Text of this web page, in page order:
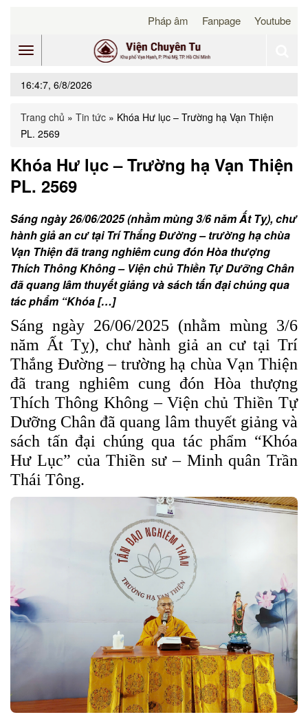
Youtube
Fanpage
Pháp âm
navigation
16:4:7, 6/8/2026
Trang chủ » Tin tức » Khóa Hư lục – Trường hạ Vạn Thiện
PL. 2569
Khóa Hư lục – Trường hạ Vạn Thiện
PL. 2569
Sáng ngày 26/06/2025 (nhằm mùng 3/6 năm Ất Tỵ), chư
hành giả an cư tại Trí Thắng Đường – trường hạ chùa
Vạn Thiện đã trang nghiêm cung đón Hòa thượng
Thích Thông Không – Viện chủ Thiền Tự Dưỡng Chân
đã quang lâm thuyết giảng và sách tấn đại chúng qua
tác phẩm “Khóa […]
Sáng ngày 26/06/2025 (nhằm mùng 3/6
năm Ất Tỵ), chư hành giả an cư tại Trí
Thắng Đường – trường hạ chùa Vạn Thiện
đã trang nghiêm cung đón Hòa thượng
Thích Thông Không – Viện chủ Thiền Tự
Dưỡng Chân đãquang lâm thuyết giảng và
sách tấn đại chúng qua tác phẩm “Khóa
Hư Lục” của Thiền sư – Minh quân Trần
Thái Tông.